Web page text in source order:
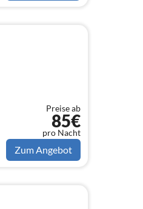
Preise ab
85€
pro Nacht
Zum Angebot